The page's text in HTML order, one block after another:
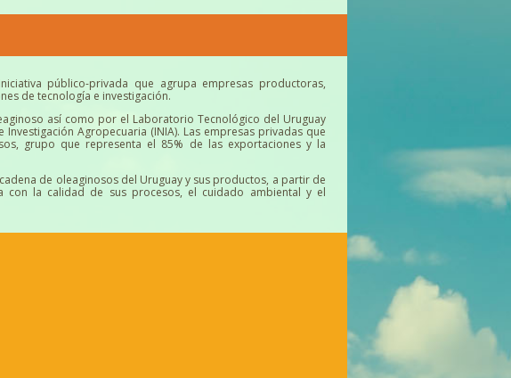
público-privada que agrupa empresas productoras,
de tecnología e investigación.
así como por el Laboratorio Tecnológico del Uruguay
Agropecuaria (INIA). Las empresas privadas que
grupo que representa el 85% de las exportaciones y la
de oleaginosos del Uruguay y sus productos, a partir de
con la calidad de sus procesos, el cuidado ambiental y el